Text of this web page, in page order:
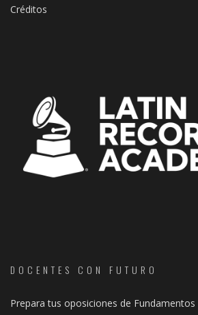
Créditos
DOCENTES CON FUTURO
Prepara tus oposiciones de Fundamentos